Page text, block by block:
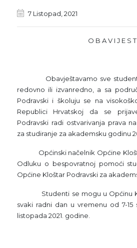
7 Listopad, 2021
O B A V I J E S T
Obavještavamo sve studente
redovno ili izvanredno, a sa
Podravski i školuju se na
Republici Hrvatskoj da se
Podravski radi ostvarivanja prava
za studiranje za akademsku godinu
Općinski načelnik Općine
Odluku o bespovratnoj pomoći
Općine Kloštar Podravski za
Studenti se mogu u Općinu
svaki radni dan u vremenu od 7-15
listopada 2021. godine.